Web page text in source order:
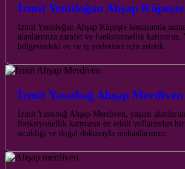
İzmit Yenidoğan Ahşap Küpeşte
İzmit Yenidoğan Ahşap Küpeşte konusunda
alanlarınıza zarafet ve fonksiyonellik katıyoruz.
bölgesindeki ev ve iş yerleriniz için estetik…
İzmit Yassıbağ Ahşap Merdiven
İzmit Yassıbağ Ahşap Merdiven, yaşam
fonksiyonellik katmanın en etkili yollarından
sıcaklığı ve doğal dokusuyla mekanlarınıza…